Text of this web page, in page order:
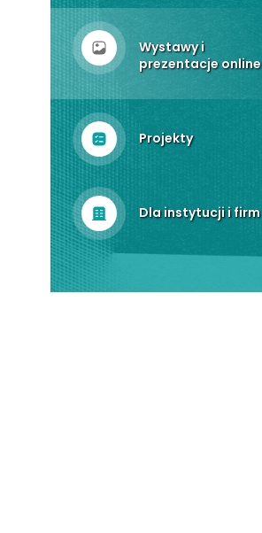
Wystawy i
prezentacje online
Projekty
Dla instytucji i firm